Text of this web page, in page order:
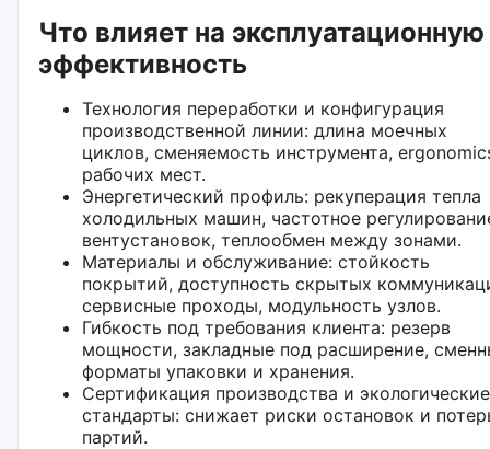
Что влияет на эксплуатационную
эффективность
Технология переработки и конфигурация
производственной линии: длина моечных
циклов, сменяемость инструмента,
рабочих мест.
Энергетический профиль: рекуперация тепла
холодильных машин, частотное
вентустановок, теплообмен между зонами.
Материалы и обслуживание: стойкость
покрытий, доступность скрытых
сервисные проходы, модульность узлов.
Гибкость под требования клиента: резерв
мощности, закладные под расширение,
форматы упаковки и хранения.
Сертификация производства и экологические
стандарты: снижает риски остановок и
партий.